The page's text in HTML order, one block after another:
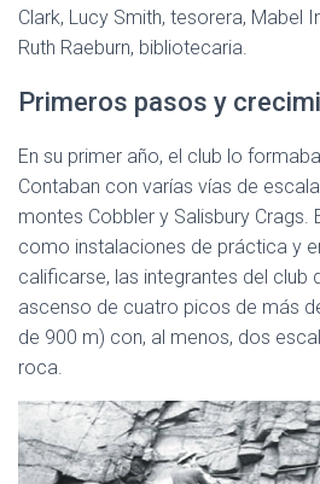
Clark, Lucy Smith, tesorera, Mabel
Ruth Raeburn, bibliotecaria.
Primeros pasos y
En su primer año, el club lo
Contaban con varías vías de
montes Cobbler y Salisbury Crags.
como instalaciones de práctica y
calificarse, las integrantes del club
ascenso de cuatro picos de más
de 900 m) con, al menos, dos
roca.